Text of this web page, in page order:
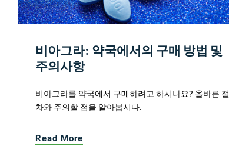
비아그라: 약국에서의 구매 방법 및
주의사항
비아그라를 약국에서 구매하려고 하시나요? 올바른 절
차와 주의할 점을 알아봅시다.
Read More